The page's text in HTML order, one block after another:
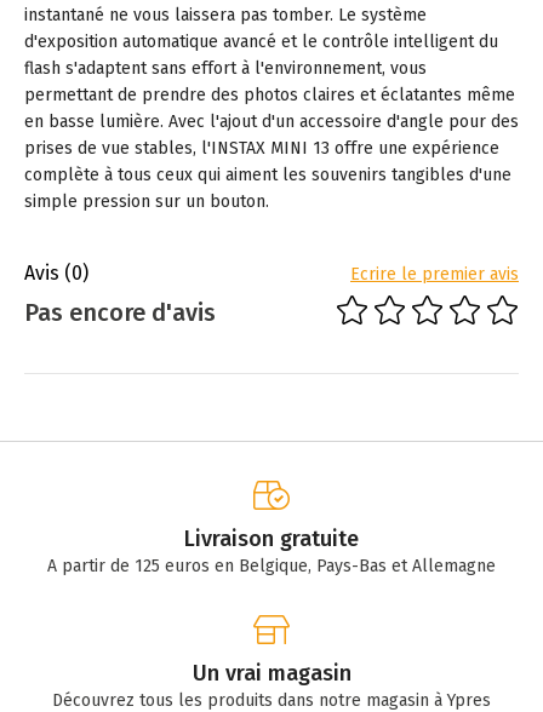
instantané ne vous laissera pas tomber. Le système
d'exposition automatique avancé et le contrôle intelligent du
flash s'adaptent sans effort à l'environnement, vous
permettant de prendre des photos claires et éclatantes même
en basse lumière. Avec l'ajout d'un accessoire d'angle pour des
prises de vue stables, l'INSTAX MINI 13 offre une expérience
complète à tous ceux qui aiment les souvenirs tangibles d'une
simple pression sur un bouton.
Avis (0) Ecrire le premier avis
Pas encore d'avis
Livraison gratuite
A partir de 125 euros en Belgique, Pays-Bas et Allemagne
Un vrai magasin
Découvrez tous les produits dans notre magasin à Ypres